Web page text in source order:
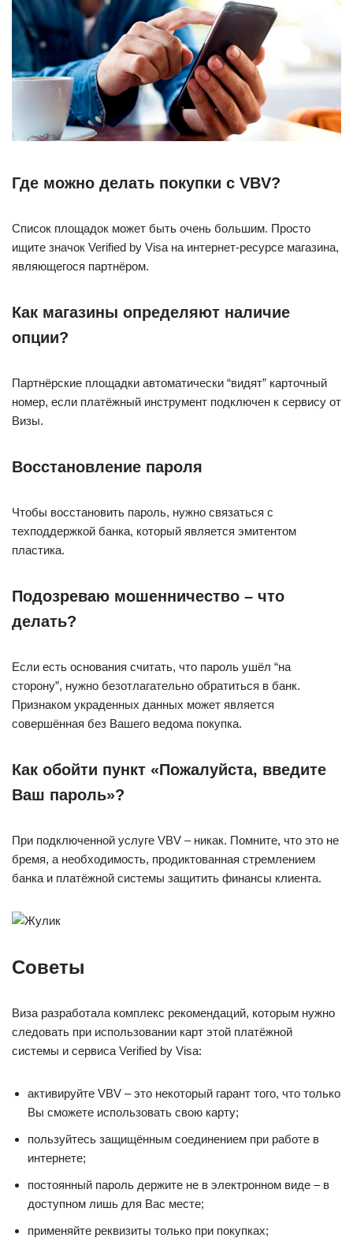
Где можно делать покупки с VBV?
Список площадок может быть очень большим. Просто
ищите значок Verified by Visa на интернет-ресурсе магазина,
являющегося партнёром.
Как магазины определяют наличие
опции?
Партнёрские площадки автоматически “видят” карточный
номер, если платёжный инструмент подключен к сервису от
Визы.
Восстановление пароля
Чтобы восстановить пароль, нужно связаться с
техподдержкой банка, который является эмитентом
пластика.
Подозреваю мошенничество – что
делать?
Если есть основания считать, что пароль ушёл “на
сторону”, нужно безотлагательно обратиться в банк.
Признаком украденных данных может является
совершённая без Вашего ведома покупка.
Как обойти пункт «Пожалуйста, введите
Ваш пароль»?
При подключенной услуге VBV – никак. Помните, что это не
бремя, а необходимость, продиктованная стремлением
банка и платёжной системы защитить финансы клиента.
Советы
Виза разработала комплекс рекомендаций, которым нужно
следовать при использовании карт этой платёжной
системы и сервиса Verified by Visa:
активируйте VBV – это некоторый гарант того, что только
Вы сможете использовать свою карту;
пользуйтесь защищённым соединением при работе в
интернете;
постоянный пароль держите не в электронном виде – в
доступном лишь для Вас месте;
применяйте реквизиты только при покупках;